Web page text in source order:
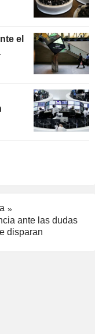
el
ante las dudas
disparan